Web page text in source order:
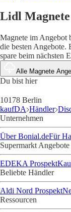
Lidl Magnete
Magnete im Angebot
die besten Angebote.
spare beim nächsten
Alle Magnete
Du bist hier
10178 Berlin
kaufDA Händler
Unternehmen
Über Bonial.deFür
Supermarkt Angebote
EDEKA Prospekt
Beliebte Händler
Aldi Nord Prospekt
Ressourcen